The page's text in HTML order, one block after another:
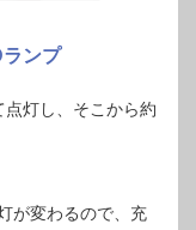
ンプ
灯し、そこから約
が変わるので、充